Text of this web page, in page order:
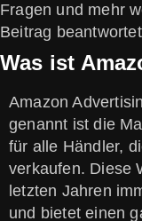
Fragen und mehr
Beitrag
Was ist
Amazon
genannt ist die
für alle Händler,
verkaufen. Diese
letzten Jahren
und bietet einen